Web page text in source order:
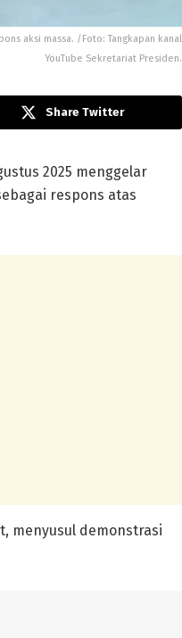
aksi massa. /Foto: Tangkapan kanal
YouTube Sekretariat Presiden.
Share Twitter
2025 menggelar
respons atas
menyusul demonstrasi